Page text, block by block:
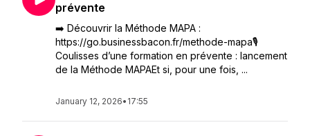
prévente
➡️ Découvrir la Méthode MAPA :
https://go.businessbacon.fr/methode-mapa🎙️
Coulisses d’une formation en prévente : lancement
de la Méthode MAPAEt si, pour une fois, ...
January 12, 2026• 17:55